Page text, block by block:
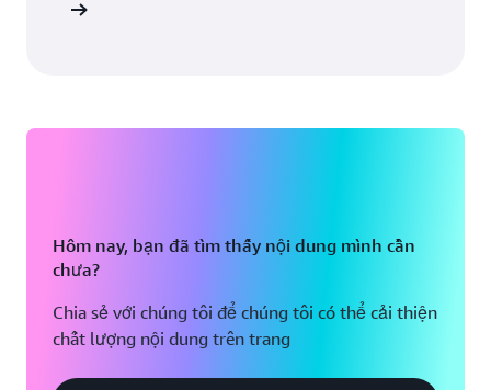
Hôm nay, bạn đã tìm thấy nội dung mình cần
chưa?
Chia sẻ với chúng tôi để chúng tôi có thể cải thiện
chất lượng nội dung trên trang